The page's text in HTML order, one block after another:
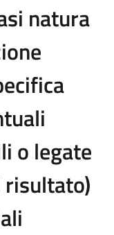
natura
o legate
risultato)